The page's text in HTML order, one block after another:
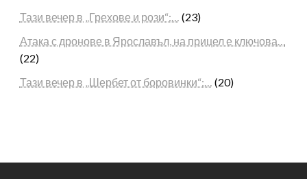
Тази вечер в „Грехове и рози“:… (23)
Атака с дронове в Ярославъл, на прицел е ключова…
(22)
Тази вечер в „Шербет от боровинки“:… (20)